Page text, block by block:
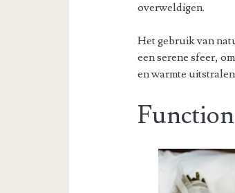
overweldigen.
Het gebruik van
een serene sfeer,
en warmte